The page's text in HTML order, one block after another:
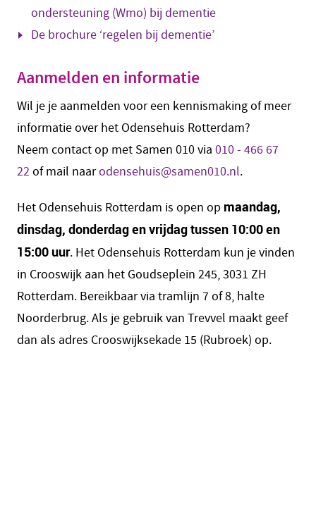
ondersteuning (Wmo) bij dementie
De brochure ‘regelen bij dementie’
Aanmelden en informatie
Wil je je aanmelden voor een kennismaking of meer
informatie over het Odensehuis Rotterdam?
Neem contact op met Samen 010 via 010 - 466 67
22of mail naarodensehuis@samen010.nl.
Het Odensehuis Rotterdam is open op maandag,
dinsdag, donderdag en vrijdag tussen 10:00 en
15:00 uur. Het Odensehuis Rotterdam kun je vinden
in Crooswijk aan het Goudseplein 245, 3031 ZH
Rotterdam. Bereikbaar via tramlijn 7 of 8, halte
Noorderbrug. Als je gebruik van Trevvel maakt geef
dan als adres Crooswijksekade 15 (Rubroek) op.